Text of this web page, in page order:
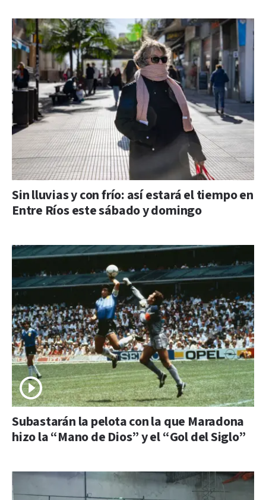
Sin lluvias y con frío: así estará el tiempo en
Entre Ríos este sábado y domingo
Subastarán la pelota con la que Maradona
hizo la “Mano de Dios” y el “Gol del Siglo”